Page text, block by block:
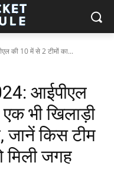
की 10 में से 2 टीमों का...
आईपीएल
भी खिलाड़ी
जानें किस टीम
मिली जगह